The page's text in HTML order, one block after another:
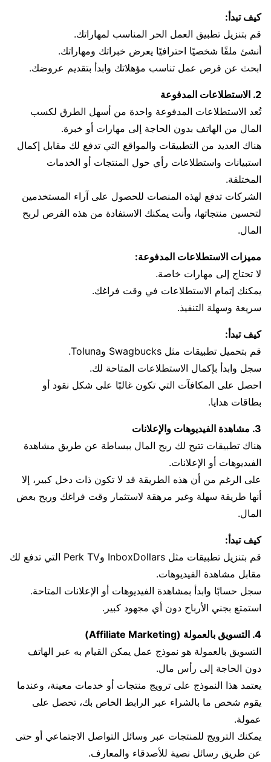
كيف تبدأ:
قم بتنزيل تطبيق العمل الحر المناسب لمهاراتك.
أنشئ ملفًا شخصيًا احترافيًا يعرض خبراتك ومهاراتك.
ابحث عن فرص عمل تناسب مؤهلاتك وابدأ بتقديم عروضك.
2. الاستطلاعات المدفوعة
تُعد الاستطلاعات المدفوعة واحدة من أسهل الطرق لكسب
المال من الهاتف بدون الحاجة إلى مهارات أو خبرة.
هناك العديد من التطبيقات والمواقع التي تدفع لك مقابل إكمال
استبيانات واستطلاعات رأي حول المنتجات أو الخدمات
المختلفة.
الشركات تدفع لهذه المنصات للحصول على آراء المستخدمين
لتحسين منتجاتها، وأنت يمكنك الاستفادة من هذه الفرص لربح
المال.
مميزات الاستطلاعات المدفوعة:
لا تحتاج إلى مهارات خاصة.
يمكنك إتمام الاستطلاعات في وقت فراغك.
سريعة وسهلة التنفيذ.
كيف تبدأ:
قم بتحميل تطبيقات مثل Swagbucks وToluna.
سجل وابدأ بإكمال الاستطلاعات المتاحة لك.
احصل على المكافآت التي تكون غالبًا على شكل نقود أو
بطاقات هدايا.
3. مشاهدة الفيديوهات والإعلانات
هناك تطبيقات تتيح لك ربح المال ببساطة عن طريق مشاهدة
الفيديوهات أو الإعلانات.
على الرغم من أن هذه الطريقة قد لا تكون ذات دخل كبير، إلا
أنها طريقة سهلة وغير مرهقة لاستثمار وقت فراغك وربح بعض
المال.
كيف تبدأ:
قم بتنزيل تطبيقات مثل InboxDollars وPerk TV التي تدفع لك
مقابل مشاهدة الفيديوهات.
سجل حسابًا وابدأ بمشاهدة الفيديوهات أو الإعلانات المتاحة.
استمتع بجني الأرباح دون أي مجهود كبير.
4. التسويق بالعمولة (Affiliate Marketing)
التسويق بالعمولة هو نموذج عمل يمكن القيام به عبر الهاتف
دون الحاجة إلى رأس مال.
يعتمد هذا النموذج على ترويج منتجات أو خدمات معينة، وعندما
يقوم شخص ما بالشراء عبر الرابط الخاص بك، تحصل على
عمولة.
يمكنك الترويج للمنتجات عبر وسائل التواصل الاجتماعي أو حتى
عن طريق رسائل نصية للأصدقاء والمعارف.